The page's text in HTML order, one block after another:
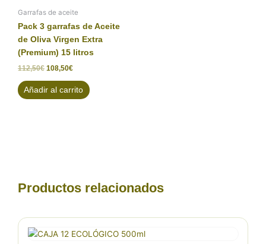
Garrafas de aceite
Pack 3 garrafas de Aceite
de Oliva Virgen Extra
(Premium) 15 litros
112,50€ 108,50€
Añadir al carrito
Productos relacionados